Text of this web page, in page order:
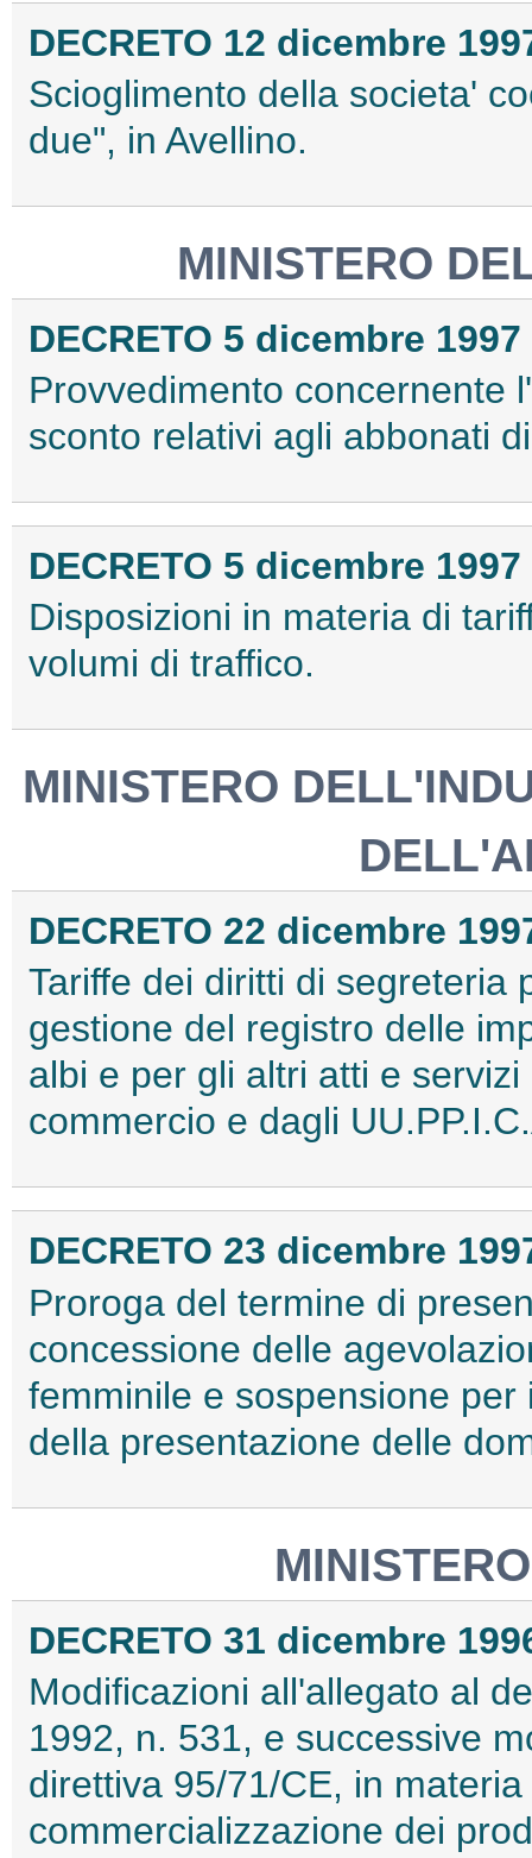
DECRETO 12 dicembre
Scioglimento della societa'
due", in Avellino.
MINISTERO
DECRETO 5 dicembre 1997
Provvedimento concernente
sconto relativi agli abbonati
DECRETO 5 dicembre 1997
Disposizioni in materia di
volumi di traffico.
MINISTERO
DECRETO 22 dicembre
Tariffe dei diritti di segreteria
gestione del registro delle
albi e per gli altri atti e
commercio e dagli
DECRETO 23 dicembre
Proroga del termine di
concessione delle
femminile e sospensione
della presentazione delle
DECRETO 31 dicembre
Modificazioni all'allegato al
1992, n. 531, e successive
direttiva 95/71/CE, in
commercializzazione dei